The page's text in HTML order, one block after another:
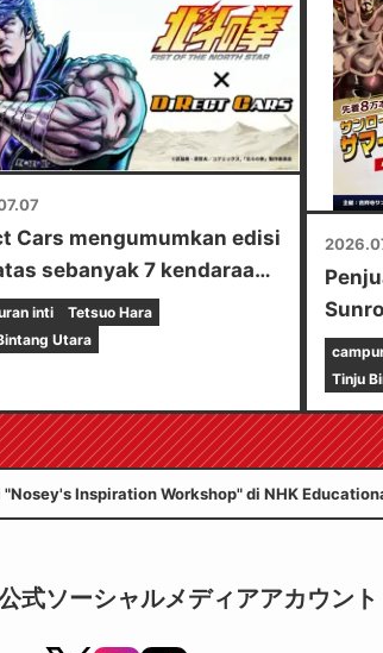
Cars mengumumkan edisi
sebanyak 7 kendaraan
hasil kolaborasi
anime "Fist of the North
inti
Tetsuo Hara
Utara
Tinju
Inspiration Workshop" di NHK
式ソーシャルメディアアカウント